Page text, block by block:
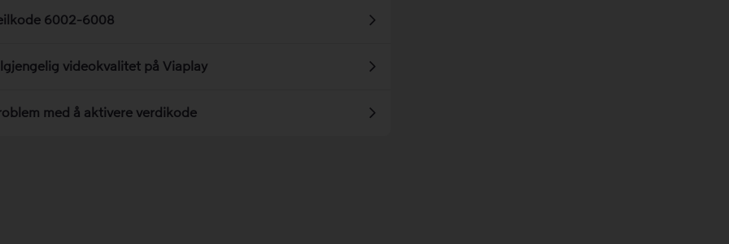
6002-6008
videokvalitet på Viaplay
med å aktivere verdikode